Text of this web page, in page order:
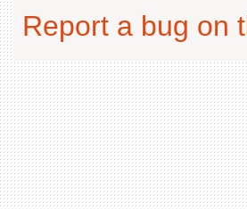
Report a bug on